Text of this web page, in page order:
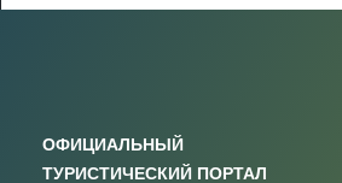
ОФИЦИАЛЬНЫЙ
ТУРИСТИЧЕСКИЙ ПОРТАЛ